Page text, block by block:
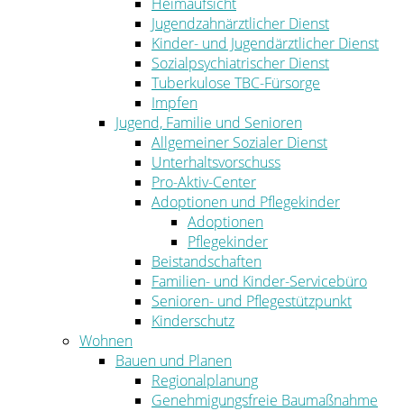
Jugendzahnärztlicher Dienst
Kinder- und Jugendärztlicher Dienst
Sozialpsychiatrischer Dienst
Tuberkulose TBC-Fürsorge
Impfen
Jugend, Familie und Senioren
Allgemeiner Sozialer Dienst
Unterhaltsvorschuss
Pro-Aktiv-Center
Adoptionen und Pflegekinder
Adoptionen
Pflegekinder
Beistandschaften
Familien- und Kinder-Servicebüro
Senioren- und Pflegestützpunkt
Kinderschutz
Wohnen
Bauen und Planen
Regionalplanung
Genehmigungsfreie Baumaßnahme